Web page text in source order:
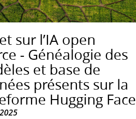
sur l’IA open
- Généalogie des
et base de
présents sur la
Hugging Face